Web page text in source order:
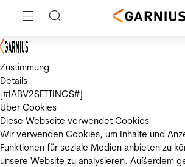
Zustimmung
Details
[#IABV2SETTINGS#]
Über Cookies
Diese Webseite verwendet Cookies
Wir verwenden Cookies, um Inhalte und
Funktionen für soziale Medien anbieten zu
unsere Website zu analysieren. Außerdem